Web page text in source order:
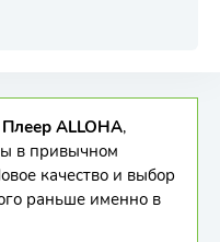
Плеер ALLOHA,
в привычном
качество и выбор
раньше именно в